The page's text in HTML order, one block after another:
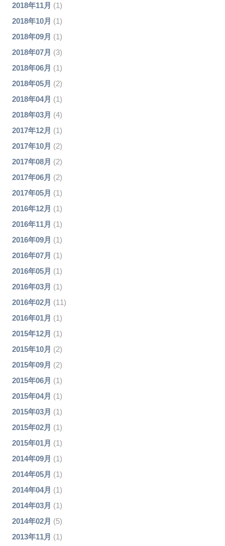
2018年11月 (1)
2018年10月 (1)
2018年09月 (1)
2018年07月 (3)
2018年06月 (1)
2018年05月 (2)
2018年04月 (1)
2018年03月 (4)
2017年12月 (1)
2017年10月 (2)
2017年08月 (2)
2017年06月 (2)
2017年05月 (1)
2016年12月 (1)
2016年11月 (1)
2016年09月 (1)
2016年07月 (1)
2016年05月 (1)
2016年03月 (1)
2016年02月 (11)
2016年01月 (1)
2015年12月 (1)
2015年10月 (2)
2015年09月 (2)
2015年06月 (1)
2015年04月 (1)
2015年03月 (1)
2015年02月 (1)
2015年01月 (1)
2014年09月 (1)
2014年05月 (1)
2014年04月 (1)
2014年03月 (1)
2014年02月 (5)
2013年11月 (1)